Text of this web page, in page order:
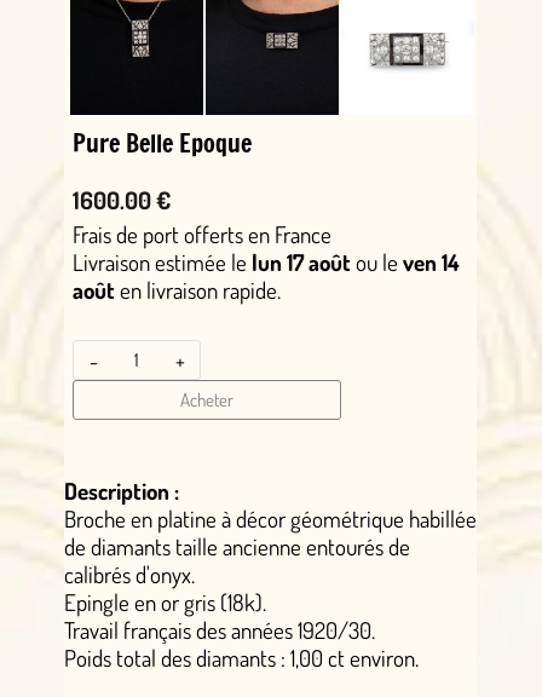
Pure Belle Epoque
1600.00 €
Frais de port offerts en France
Livraison estimée le lun 17 aoûtou le ven 14
aoûten livraison rapide.
- +
Acheter
Description :
Broche en platine à décor géométrique habillée
de diamants taille ancienne entourés de
calibrés d'onyx.
Epingle en or gris (18k).
Travail français des années 1920/30.
Poids total des diamants : 1,00 ct environ.